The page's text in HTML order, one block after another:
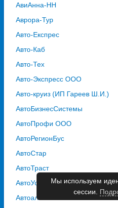
АвиАнна-НН
Аврора-Тур
Авто-Експрес
Авто-Каб
Авто-Тех
Авто-Экспресс ООО
Авто-круиз (ИП Гареев Ш.И.)
АвтоБизнесСистемы
АвтоПрофи ООО
АвтоРегионБус
АвтоСтар
АвтоТраст
АвтоУспех
Автоальянс
Мы используем
сессии.